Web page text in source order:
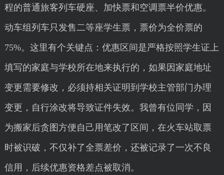
程的普通旅客列车硬座、加快票和空调票半价优惠。
动车组列车只发售二等座学生票，票价为全价票的
75%。这里有个关键点：优惠区间是严格按照学生证上
填写的家庭与学校所在地来执行的，如果因家庭地址
变更需要修改，必须持相关证明到学校主管部门办理
变更，自行涂改将导致证件失效。我曾有位同学，因
为搬家后贪图方便自己用笔改了区间，在火车站取票
时被识破，不仅补了全票差价，还被记录了一次不良
信用，后续优惠资格差点被取消。